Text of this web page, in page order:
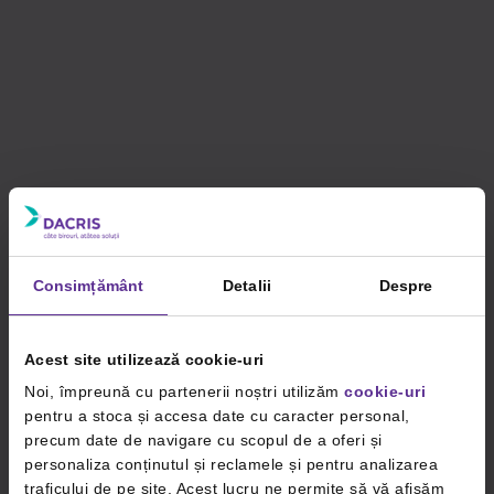
Consimțământ Detalii Despre
Acest site utilizează cookie-uri
Noi, împreună cu partenerii noștri utilizăm cookie-uri
pentru a stoca și accesa date cu caracter personal,
precum date de navigare cu scopul de a oferi și
personaliza conținutul și reclamele și pentru analizarea
traficului de pe site. Acest lucru ne permite să vă afișăm